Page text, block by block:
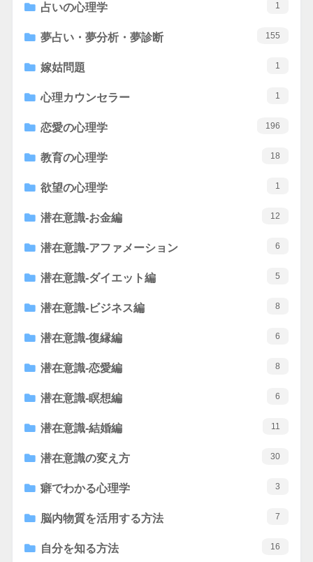
占いの心理学 1
夢占い・夢分析・夢診断 155
嫁姑問題 1
心理カウンセラー 1
恋愛の心理学 196
教育の心理学 18
欲望の心理学 1
潜在意識-お金編 12
潜在意識-アファメーション 6
潜在意識-ダイエット編 5
潜在意識-ビジネス編 8
潜在意識-復縁編 6
潜在意識-恋愛編 8
潜在意識-瞑想編 6
潜在意識-結婚編 11
潜在意識の変え方 30
癖でわかる心理学 3
脳内物質を活用する方法 7
自分を知る方法 16